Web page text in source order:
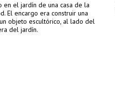
en el jardín de una casa de la
El encargo era construir una
objeto escultórico, al lado del
del jardín.